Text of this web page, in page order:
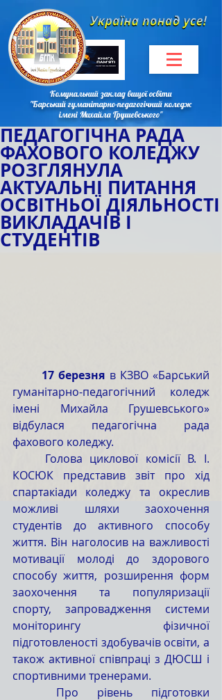
Комунальний заклад вищої освіти
"Барський гуманітарно-педагогічний коледж
імені Михайла Грушевського"
ПЕДАГОГІЧНА РАДА
ФАХОВОГО КОЛЕДЖУ
РОЗГЛЯНУЛА
АКТУАЛЬНІ ПИТАННЯ
ОСВІТНЬОЇ ДІЯЛЬНОСТІ
ВИКЛАДАЧІВ І
СТУДЕНТІВ
	17 березня
в КЗВО «Барський
гуманітарно-педагогічний коледж
імені Михайла Грушевського»
відбулася педагогічна рада
фахового коледжу.
КОСЮК представив звіт про хід
спартакіади коледжу та окреслив
можливі шляхи заохочення
студентів до активного способу
життя. Він наголосив на важливості
мотивації молоді до здорового
способу життя, розширення форм
заохочення та популяризації
спорту, запровадження системи
моніторингу фізичної
підготовленості здобувачів освіти, а
також активної співпраці з ДЮСШ і
спортивними тренерами.